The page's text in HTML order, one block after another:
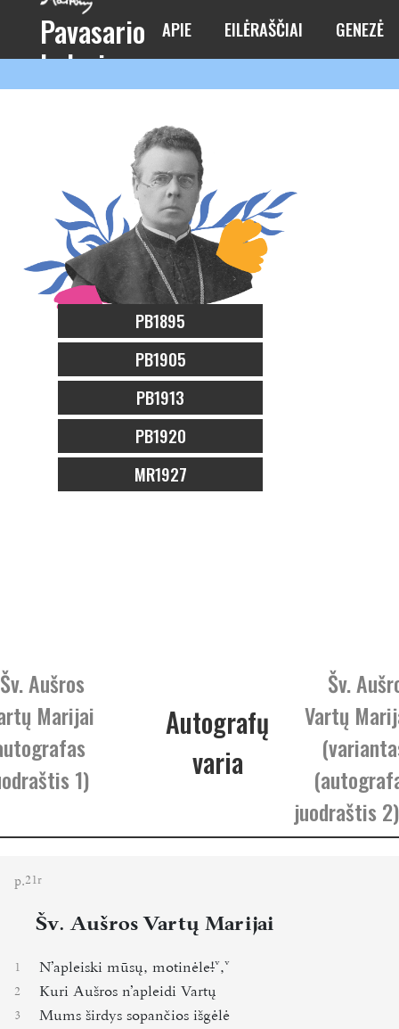
Pavasario
balsai
APIE EILĖRAŠČIAI GENEZĖ
PB1895
PB1905
PB1913
PB1920
MR1927
Aušros
Marijai
1)
Autografų
varia
Šv.
Vartų
juodraštis
p.21r
Šv. Aušros Vartų Marijai
1 Nʼapleiski mūsų, motinėle! ,
2 Kuri Aušros nʼapleidi Vartų
3 Mums širdys sopančios išgėlė